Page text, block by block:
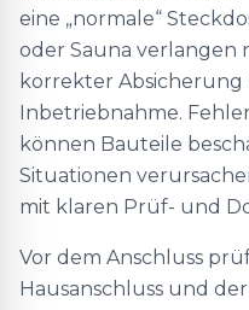
eine „normale“
oder Sauna verlangen
korrekter
Inbetriebnahme.
können Bauteile
Situationen
mit klaren Prüf- und
Vor dem Anschluss
Hausanschluss und